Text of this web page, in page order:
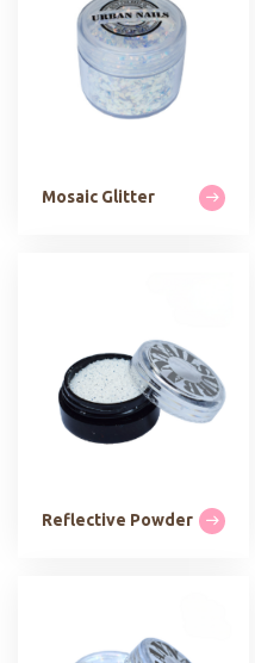
Mosaic Glitter
Reflective Powder